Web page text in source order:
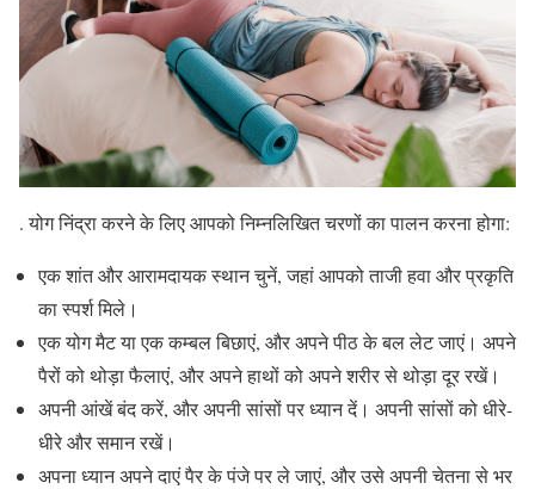
. योग निंद्रा करने के लिए आपको निम्नलिखित चरणों का पालन करना होगा:
एक शांत और आरामदायक स्थान चुनें, जहां आपको ताजी हवा और प्रकृति
का स्पर्श मिले।
एक योग मैट या एक कम्बल बिछाएं, और अपने पीठ के बल लेट जाएं। अपने
पैरों को थोड़ा फैलाएं, और अपने हाथों को अपने शरीर से थोड़ा दूर रखें।
अपनी आंखें बंद करें, और अपनी सांसों पर ध्यान दें। अपनी सांसों को धीरे-
धीरे और समान रखें।
अपना ध्यान अपने दाएं पैर के पंजे पर ले जाएं, और उसे अपनी चेतना से भर